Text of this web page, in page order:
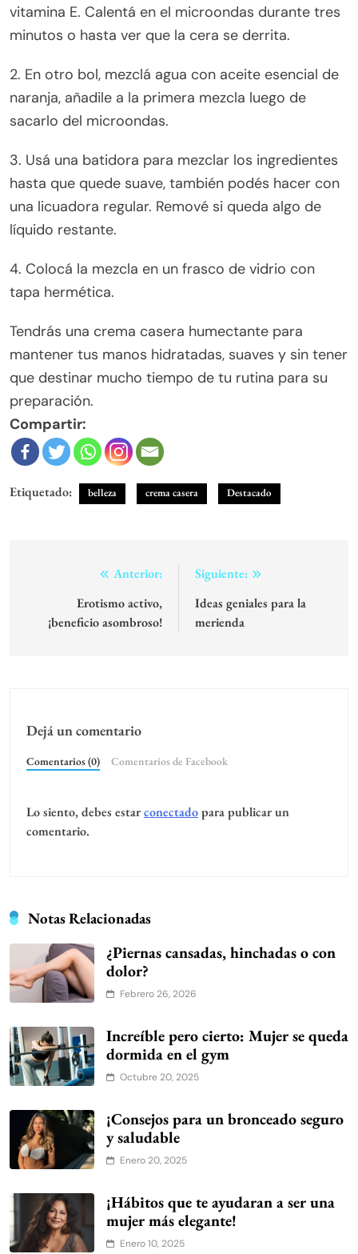
vitamina E. Calentá en el microondas durante tres
minutos o hasta ver que la cera se derrita.
2. En otro bol, mezclá agua con aceite esencial de
naranja, añadile a la primera mezcla luego de
sacarlo del microondas.
3. Usá una batidora para mezclar los ingredientes
hasta que quede suave, también podés hacer con
una licuadora regular. Remové si queda algo de
líquido restante.
4. Colocá la mezcla en un frasco de vidrio con
tapa hermética.
Tendrás una crema casera humectante para
mantener tus manos hidratadas, suaves y sin tener
que destinar mucho tiempo de tu rutina para su
preparación.
Compartir:
Etiquetado: belleza crema casera Destacado
Navegación
entradas
Anterior:
Erotismo activo,
¡beneficio asombroso!
Siguiente:
Ideas geniales para la
merienda
Dejá un comentario
Comentarios (0) Comentarios de Facebook
Lo siento, debes estarconectadopara publicar un
comentario.
Notas Relacionadas
¿Piernas cansadas, hinchadas o con
dolor?
Febrero 26, 2026
Increíble pero cierto: Mujer se queda
dormida en el gym
Octubre 20, 2025
¡Consejos para un bronceado seguro
y saludable
Enero 20, 2025
¡Hábitos que te ayudaran a ser una
mujer más elegante!
Enero 10, 2025